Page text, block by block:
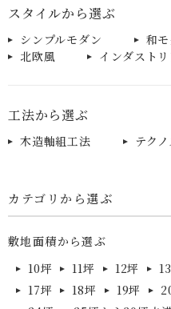
スタイルから選ぶ
シンプルモダン 和
北欧風
インダスト
工法から選ぶ
木造軸組工法 テク
カテゴリから選ぶ
敷地面積から選ぶ
10坪
11坪 12坪
17坪
18坪 19坪